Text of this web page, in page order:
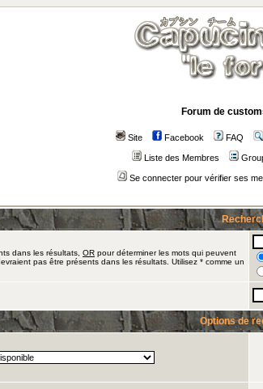
Forum de
Site Facebook FAQ
Liste des Membres
Se connecter pour vérifier ses
dans les résultats, OR pour déterminer les mots qui peuvent
pas être présents dans les résultats. Utilisez * comme un
Options de